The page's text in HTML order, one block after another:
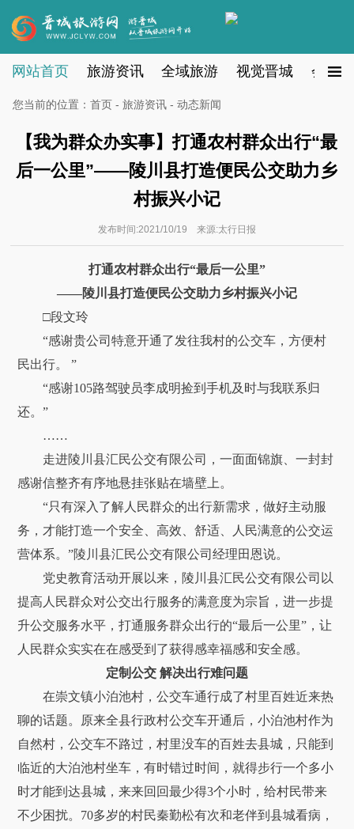
网站首页 旅游资讯 全域旅游 视觉晋城 会员
您当前的位置： 首页 - 旅游资讯 - 动态新闻
【我为群众办实事】打通农村群众出行“最
后一公里”——陵川县打造便民公交助力乡
村振兴小记
发布时间:2021/10/19 来源:太行日报
打通农村群众出行“最后一公里”
——陵川县打造便民公交助力乡村振兴小记
□段文玲
“感谢贵公司特意开通了发往我村的公交车，方便村
民出行。 ”
“感谢105路驾驶员李成明捡到手机及时与我联系归
还。”
……
走进陵川县汇民公交有限公司，一面面锦旗、一封封
感谢信整齐有序地悬挂张贴在墙壁上。
“只有深入了解人民群众的出行新需求，做好主动服
务，才能打造一个安全、高效、舒适、人民满意的公交运
营体系。”陵川县汇民公交有限公司经理田恩说。
党史教育活动开展以来，陵川县汇民公交有限公司以
提高人民群众对公交出行服务的满意度为宗旨，进一步提
升公交服务水平，打通服务群众出行的“最后一公里”，让
人民群众实实在在感受到了获得感幸福感和安全感。
定制公交 解决出行难问题
在崇文镇小泊池村，公交车通行成了村里百姓近来热
聊的话题。原来全县行政村公交车开通后，小泊池村作为
自然村，公交车不路过，村里没车的百姓去县城，只能到
临近的大泊池村坐车，有时错过时间，就得步行一个多小
时才能到达县城，来来回回最少得3个小时，给村民带来
不少困扰。70多岁的村民秦勤松有次和老伴到县城看病，